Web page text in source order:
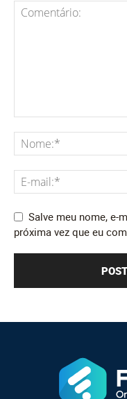
Salve meu nome, e-
próxima vez que eu